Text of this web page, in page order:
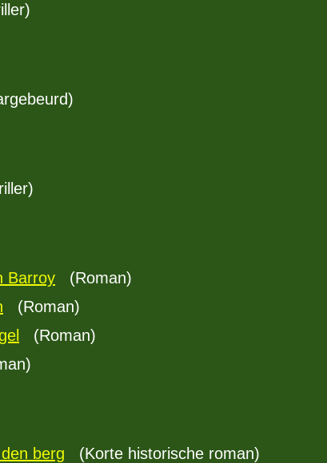
Barroy (Roman)
(Roman)
(Roman)
berg (Korte historische roman)